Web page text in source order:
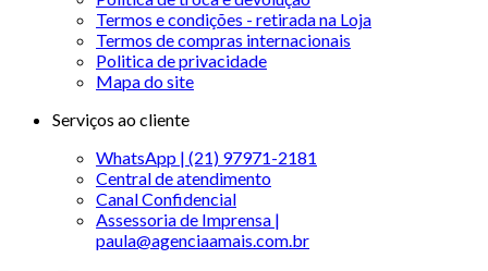
Termos e condições - retirada na Loja
Termos de compras internacionais
Politica de privacidade
Mapa do site
Serviços ao cliente
WhatsApp | (21) 97971-2181
Central de atendimento
Canal Confidencial
Assessoria de Imprensa |
paula@agenciaamais.com.br